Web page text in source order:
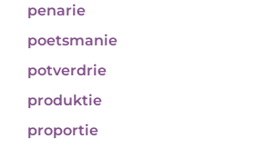
penarie
poetsmanie
potverdrie
produktie
proportie